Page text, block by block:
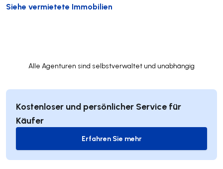
Siehe vermietete Immobilien
Alle Agenturen sind selbstverwaltet und unabhängig
Kostenloser und persönlicher Service für
Käufer
Erfahren Sie mehr
Erfahren Sie mehr